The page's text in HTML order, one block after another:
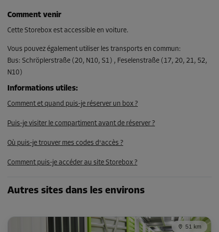
Volume: 1 m³
Long:1m Larg:1m Haut:1m
-30%
Dès
13,99 EUR/mois
Compartiment 9
Surface: 1 m²
-30%
20,00 EUR/mois
Comment venir
Cette Storebox est accessible en voiture.
Vous pouvez également utiliser les transports en commun:
Bus: Schröplerstraße (20, N10, S1) , Feselenstraße (17, 20, 21, 52,
N10)
Informations utiles:
Comment et quand puis-je réserver un box ?
Puis-je visiter le compartiment avant de réserver ?
Où puis-je trouver mes codes d'accès ?
Comment puis-je accéder au site Storebox ?
Autres sites dans les environs
51 km